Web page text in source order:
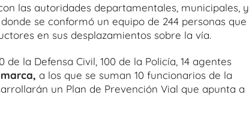
las autoridades departamentales, municipales, y
donde se conformó un equipo de 244 personas que
en sus desplazamientos sobre la vía.
la Defensa Civil, 100 de la Policía, 14 agentes
a los que se suman 10 funcionarios de la
un Plan de Prevención Vial que apunta a